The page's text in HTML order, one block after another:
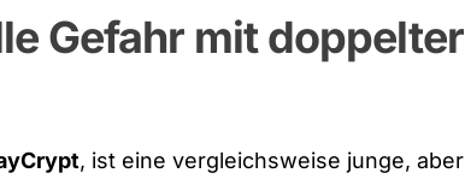
Gefahr mit doppelter
, ist eine vergleichsweise junge, aber